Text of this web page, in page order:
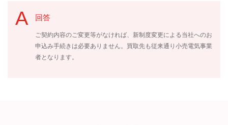
回答
ご契約内容のご変更等がなければ、新制度変更による当社へのお
申込み手続きは必要ありません。買取先も従来通り小売電気事業
者となります。